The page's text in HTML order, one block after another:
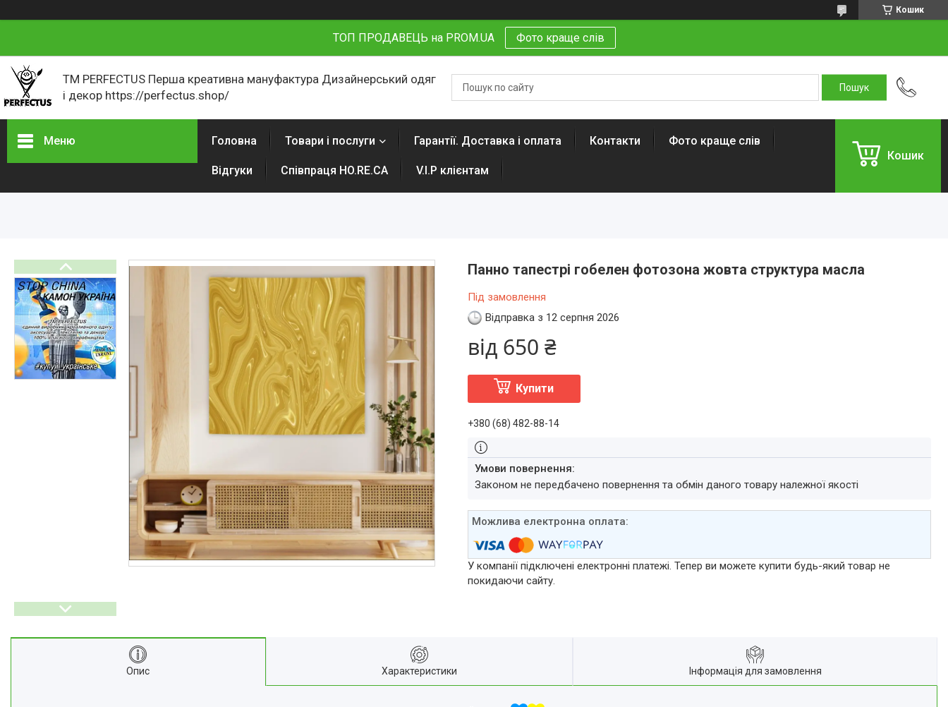
Кошик
ТОП ПРОДАВЕЦЬ на PROM.UA Фото краще слів
ТМ PERFECTUS Перша креативна мануфактура Дизайнерський одяг
і декор https://perfectus.shop/
Меню
Портфоліо
Фотогалерея
Прайси
Статті
F.A.Q
Головна Товари і послуги Гарантії. Доставка і оплата Контакти Фото краще слів
Відгуки Співпраця HO.RE.CA V.I.P клієнтам
Кошик
Панно тапестрі гобелен фотозона жовта структура масла
Під замовлення
Відправка з 12 серпня 2026
від 650 ₴
Купити
+380 (68) 482-88-14
Законом не передбачено повернення та обмін даного товару належної якості
У компанії підключені електронні платежі. Тепер ви можете купити будь-який товар не
покидаючи сайту.
Опис Характеристики Інформація для замовлення